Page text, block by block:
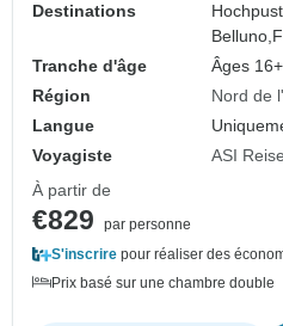
Destinations
Belluno,
Tranche d'âge
Âges 16+
Région
Nord de
Langue
Voyagiste
ASI
À partir de
€829
par personne
S'inscrire pour réaliser des
Prix basé sur une chambre double